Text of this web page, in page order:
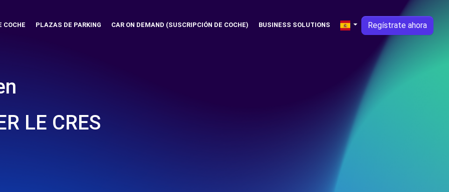
COCHE PLAZAS DE PARKING CAR ON DEMAND (SUSCRIPCIÓN DE COCHE) BUSINESS SOLUTIONS Regístrate ahora
LE CRES